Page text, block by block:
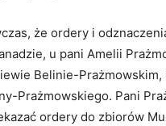
że ordery i
u pani Amelii
Belinie-Prażmowskim,
Prażmowskiego. Pani
ordery do zbiorów